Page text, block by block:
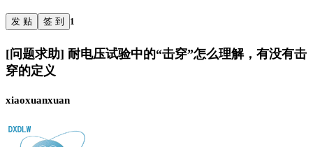
发 贴 签 到 1
[问题求助] 耐电压试验中的“击穿”怎么理解，有没有击
穿的定义
xiaoxuanxuan